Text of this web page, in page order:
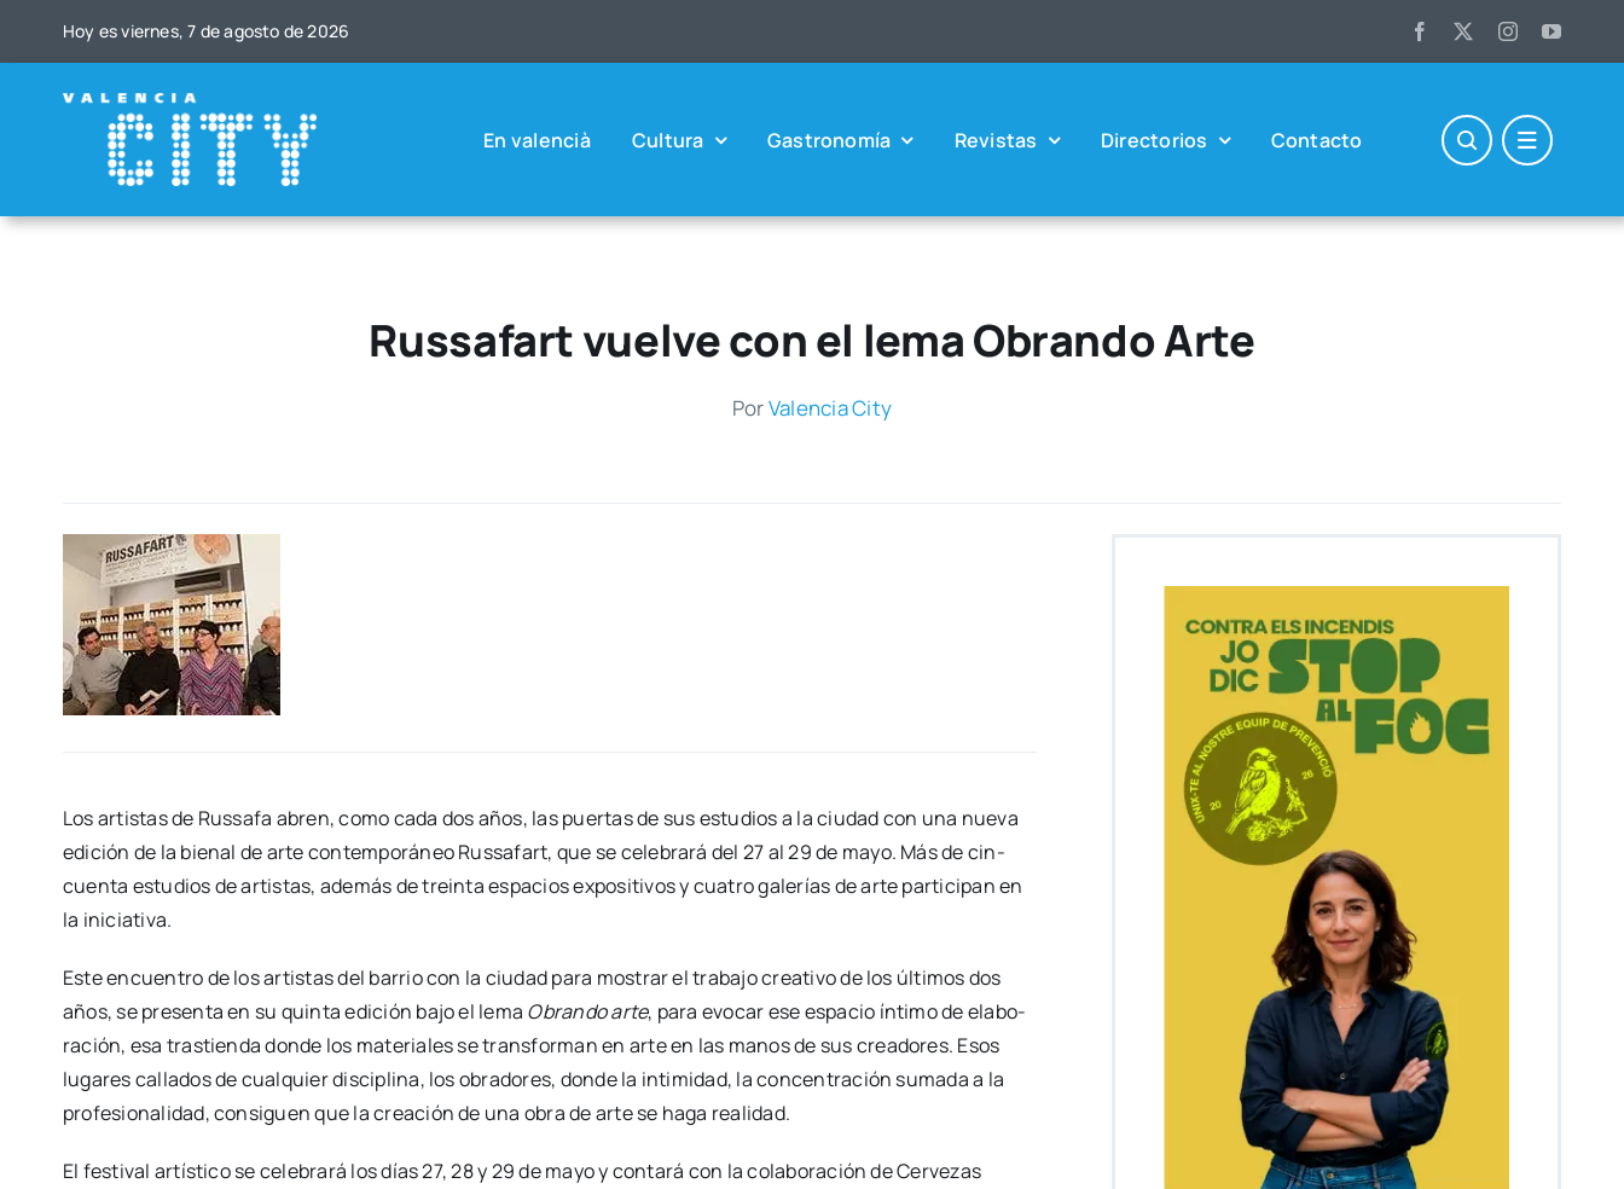
Hoy es vier­nes, 7 de agos­to de 2026
En valen­cià Cul­tu­ra Gas­tro­no­mía Revis­tas Direc­to­rios Con­tac­to
Russafart vuelve con el lema Obrando Arte
PorValen­cia City
Los artis­tas de Rus­sa­fa abren, como cada dos años, las puer­tas de sus estu­dios a la ciu­dad con una nue­va
edi­ción de la bie­nal de arte con­tem­po­rá­neo Rus­sa­fart, que se cele­bra­rá del 27 al 29 de mayo. Más de cin­
cuen­ta estu­dios de artis­tas, ade­más de trein­ta espa­cios expo­si­ti­vos y cua­tro gale­rías de arte par­ti­ci­pan en
la ini­cia­ti­va.
Este encuen­tro de los artis­tas del barrio con la ciu­dad para mos­trar el tra­ba­jo crea­ti­vo de los últi­mos dos
años, se pre­sen­ta en su quin­ta edi­ción bajo el lema Obran­do arte, para evo­car ese espa­cio ínti­mo de ela­bo­
ra­ción, esa tras­tien­da don­de los mate­ria­les se trans­for­man en arte en las manos de sus crea­do­res. Esos
luga­res calla­dos de cual­quier dis­ci­pli­na, los obra­do­res, don­de la inti­mi­dad, la con­cen­tra­ción suma­da a la
pro­fe­sio­na­li­dad, con­si­guen que la crea­ción de una obra de arte se haga reali­dad.
El fes­ti­val artís­ti­co se cele­bra­rá los días 27, 28 y 29 de mayo y con­ta­rá con la cola­bo­ra­ción de Cer­ve­zas